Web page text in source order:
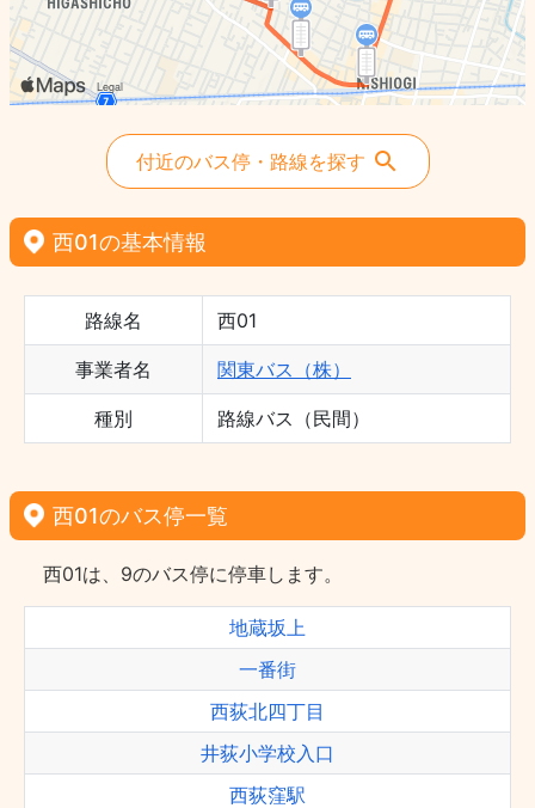
付近のバス停・路線を探す
西01の基本情報
路線名 西01
事業者名 関東バス（株）
種別 路線バス（民間）
西01のバス停一覧
西01は、9のバス停に停車します。
地蔵坂上
一番街
西荻北四丁目
井荻小学校入口
西荻窪駅